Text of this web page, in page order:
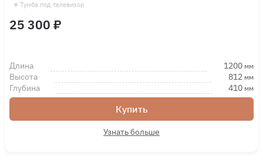
Тумба под телевизор
25 300 ₽
Длина 1200 мм
Высота 812 мм
Глубина 410 мм
Купить
Узнать больше